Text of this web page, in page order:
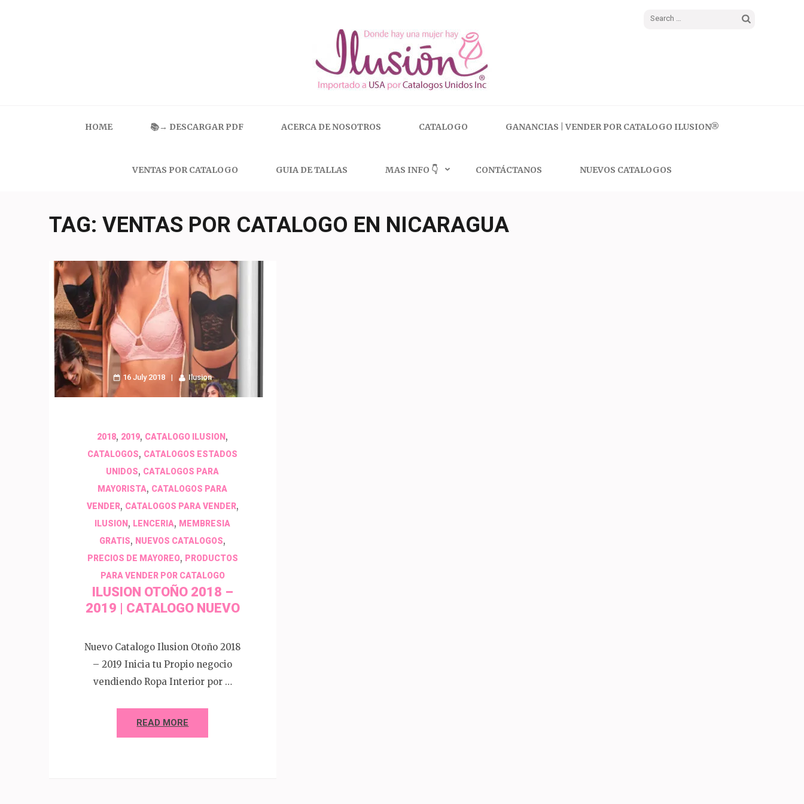
Search
HOME 📚→ DESCARGAR PDF ACERCA DE NOSOTROS CATALOGO GANANCIAS | VENDER POR CATALOGO ILUSION®
VENTAS POR CATALOGO GUIA DE TALLAS MAS INFO 👇 CONTÁCTANOS NUEVOS CATALOGOS
TAG: VENTAS POR CATALOGO EN NICARAGUA
16 July 2018 Ilusion
2018, 2019, CATALOGO ILUSION ,
CATALOGOS, CATALOGOS ESTADOS
UNIDOS, CATALOGOS PARA
MAYORISTA, CATALOGOS PARA
VENDER, CATALOGOS PARA VENDER,
ILUSION , LENCERIA, MEMBRESIA
GRATIS, NUEVOS CATALOGOS,
PRECIOS DE MAYOREO, PRODUCTOS
PARA VENDER POR CATALOGO
ILUSION OTOÑO 2018 –
2019 | CATALOGO NUEVO
Nuevo Catalogo Ilusion Otoño 2018
– 2019 Inicia tu Propio negocio
vendiendo Ropa Interior por …
READ MORE